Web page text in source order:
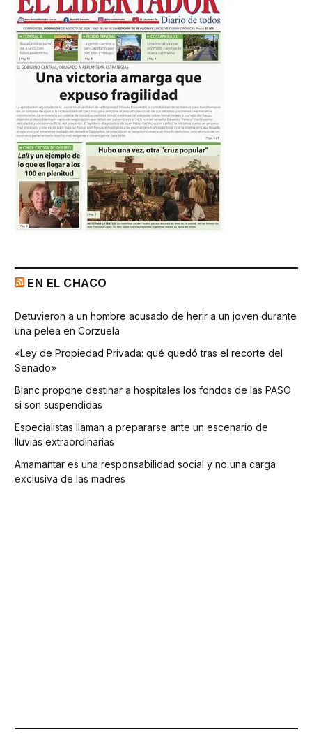
EN EL CHACO
Detuvieron a un hombre acusado de herir a un joven durante
una pelea en Corzuela
«Ley de Propiedad Privada: qué quedó tras el recorte del
Senado»
Blanc propone destinar a hospitales los fondos de las PASO
si son suspendidas
Especialistas llaman a prepararse ante un escenario de
lluvias extraordinarias
Amamantar es una responsabilidad social y no una carga
exclusiva de las madres